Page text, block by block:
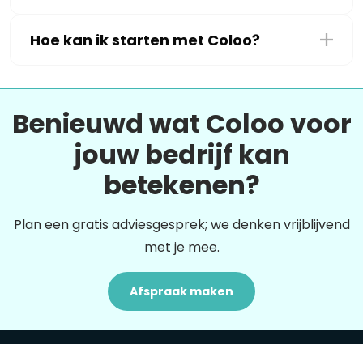
Hoe kan ik starten met Coloo?
Benieuwd wat Coloo voor
jouw bedrijf kan
betekenen?
Plan een gratis adviesgesprek; we denken vrijblijvend
met je mee.
Afspraak maken